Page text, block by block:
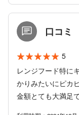
口コミ
5
レンジフード特に
かりみたいにピカ
金額とても大満足